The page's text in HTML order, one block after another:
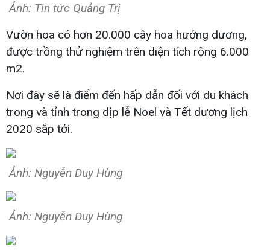
Ảnh: Tin tức Quảng Trị
Vườn hoa có hơn 20.000 cây hoa hướng dương,
được trồng thử nghiệm trên diện tích rộng 6.000
m2.
Nơi đây sẽ là điểm đến hấp dẫn đối với du khách
trong và tỉnh trong dịp lễ Noel và Tết dương lịch
2020 sắp tới.
Ảnh: Nguyễn Duy Hùng
Ảnh: Nguyễn Duy Hùng